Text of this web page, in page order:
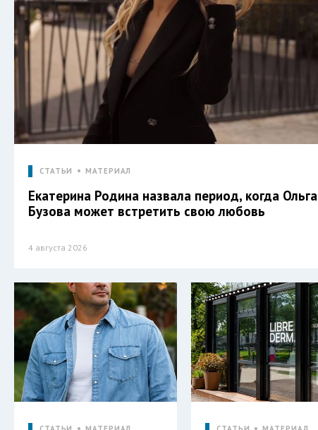
СТАТЬИ МАТЕРИАЛ
Екатерина Родина назвала период, когда Ольга
Бузова может встретить свою любовь
4 августа 2026